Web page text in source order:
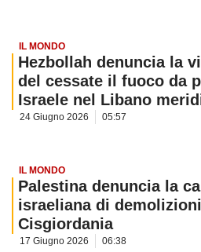
IL MONDO
Hezbollah denuncia la
del cessate il fuoco da
Israele nel Libano
24 Giugno 2026 05:57
IL MONDO
Palestina denuncia la
israeliana di
Cisgiordania
17 Giugno 2026 06:38